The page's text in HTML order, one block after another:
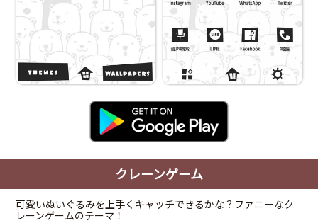
クレーンゲーム
可愛いぬいぐるみを上手くキャッチできるかな？ファニーなク
レーンゲームのテーマ！